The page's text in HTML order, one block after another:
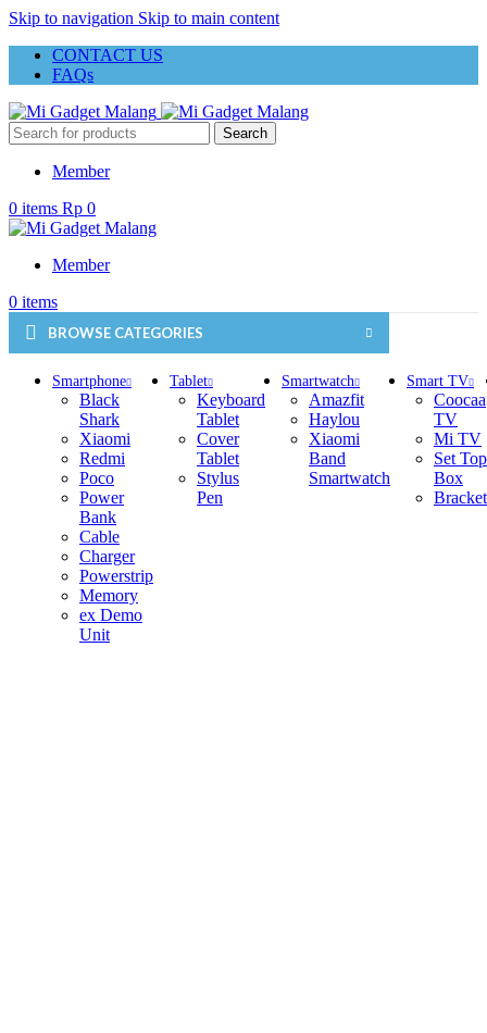
Skip to navigation Skip to main content
CONTACT US
FAQs
Search
Member
0 items Rp 0
Member
0 items
BROWSE CATEGORIES
Smartphone
Black
Shark
Xiaomi
Redmi
Poco
Power
Bank
Cable
Charger
Powerstrip
Memory
ex Demo
Unit
Tablet
Keyboard
Tablet
Cover
Tablet
Stylus
Pen
Smartwatch
Amazfit
Haylou
Xiaomi
Band
Smartwatch
Smart TV
Coocaa
TV
Mi TV
Set Top
Box
Bracket